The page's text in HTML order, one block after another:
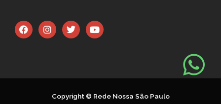
F
a
o
I
n
r
m
T
w
r
Y
o
e
Copyright © Rede Nossa São Paulo